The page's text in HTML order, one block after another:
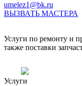
umelez1@bk.ru
ВЫЗВАТЬ МАСТЕРА
Услуги по ремонту и
также поставки
Услуги